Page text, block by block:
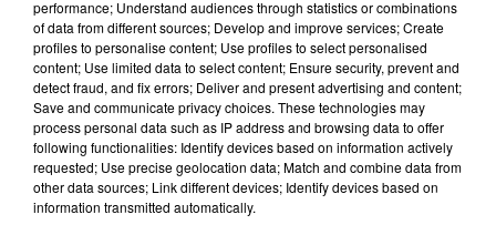
29 juillet 2026
GAGNEZ VOTRE SÉJOUR AU CENTER
PARCS DU LAC D’AILETTE AVEC
CHAMPAGNE FM
performance; Understand audiences through statistics or combinations
of data from different sources; Develop and improve services; Create
profiles to personalise content; Use profiles to select personalised
content; Use limited data to select content; Ensure security, prevent and
detect fraud, and fix errors; Deliver and present advertising and content;
Save and communicate privacy choices. These technologies may
process personal data such as IP address and browsing data to offer
following functionalities: Identify devices based on information actively
requested; Use precise geolocation data; Match and combine data from
other data sources; Link different devices; Identify devices based on
information transmitted automatically.